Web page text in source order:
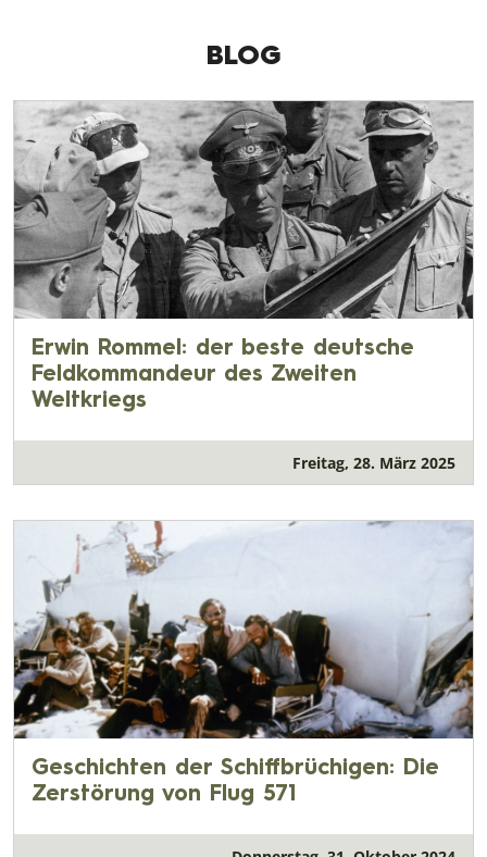
BLOG
Erwin Rommel: der beste deutsche
Feldkommandeur des Zweiten
Weltkriegs
Freitag, 28. März 2025
Geschichten der Schiffbrüchigen: Die
Zerstörung von Flug 571